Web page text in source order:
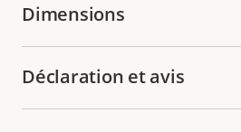
Dimensions
Déclaration et avis